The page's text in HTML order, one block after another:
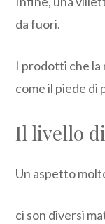
da fuori.
I prodotti che
come il piede di
Il livello
Un aspetto
ci son diversi